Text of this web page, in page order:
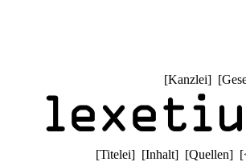
[Kanzlei] [
[Titelei] [Inhalt] [Quellen] [